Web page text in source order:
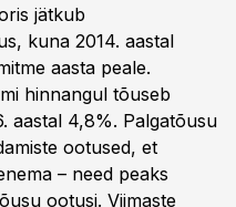
jätkub
kuna 2014. aastal
aasta peale.
hinnangul tõuseb
aastal 4,8%. Palgatõusu
ootused, et
– need peaks
ootusi. Viimaste